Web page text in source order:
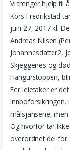
Vi trenger hjelp til
Kors Fredrikstad
juni 27, 2017 kl.
Andreas Nilsen
Johannesdatter2,
Skjeggenes og
Hangurstoppen,
For leietaker er
innboforsikringen.
målsjansene,
Og hvorfor tar
overordnet del for